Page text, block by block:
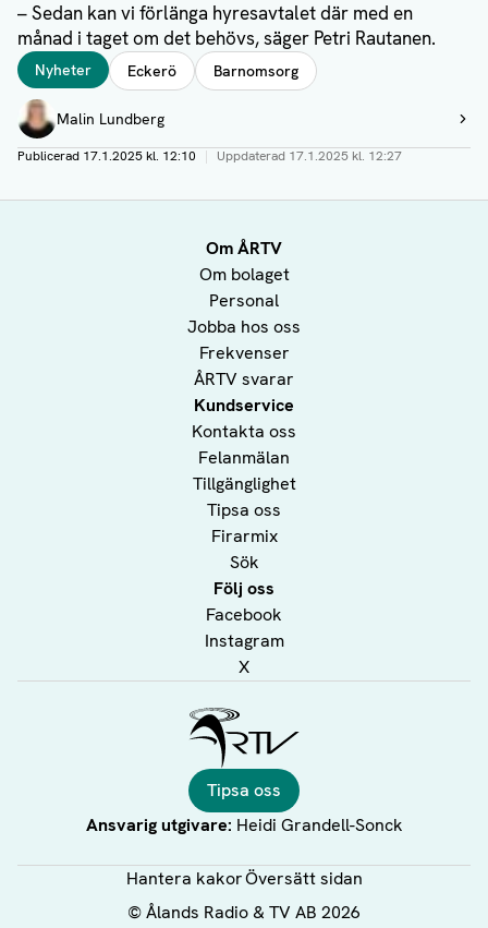
– Sedan kan vi förlänga hyresavtalet där med en
månad i taget om det behövs, säger Petri Rautanen.
Taggar
Nyheter Eckerö Barnomsorg
Författare
Malin Lundberg
Visa profil
Publicerad 17.1.2025 kl. 12:10 | Uppdaterad 17.1.2025 kl. 12:27
Om ÅRTV
Om bolaget
Personal
Jobba hos oss
Frekvenser
ÅRTV svarar
Kundservice
Kontakta oss
Felanmälan
Tillgänglighet
Tipsa oss
Firarmix
Sök
Följ oss
Facebook
Instagram
X
Tipsa oss
Ansvarig utgivare: Heidi Grandell-Sonck
Hantera kakorÖversätt sidan
©Ålands Radio & TV AB 2026